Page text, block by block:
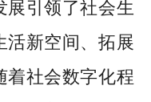
展引领了社会生
活新空间、拓展
着社会数字化程